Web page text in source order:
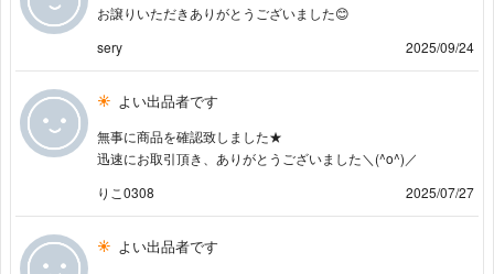
お譲りいただきありがとうございました😊
sery
2025/09/24
よい出品者です
無事に商品を確認致しました★
迅速にお取引頂き、ありがとうございました＼(^o^)／
りこ0308
2025/07/27
よい出品者です